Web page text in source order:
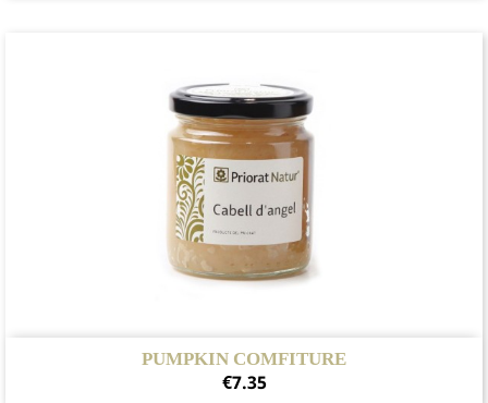
PUMPKIN COMFITURE
Price
€7.35